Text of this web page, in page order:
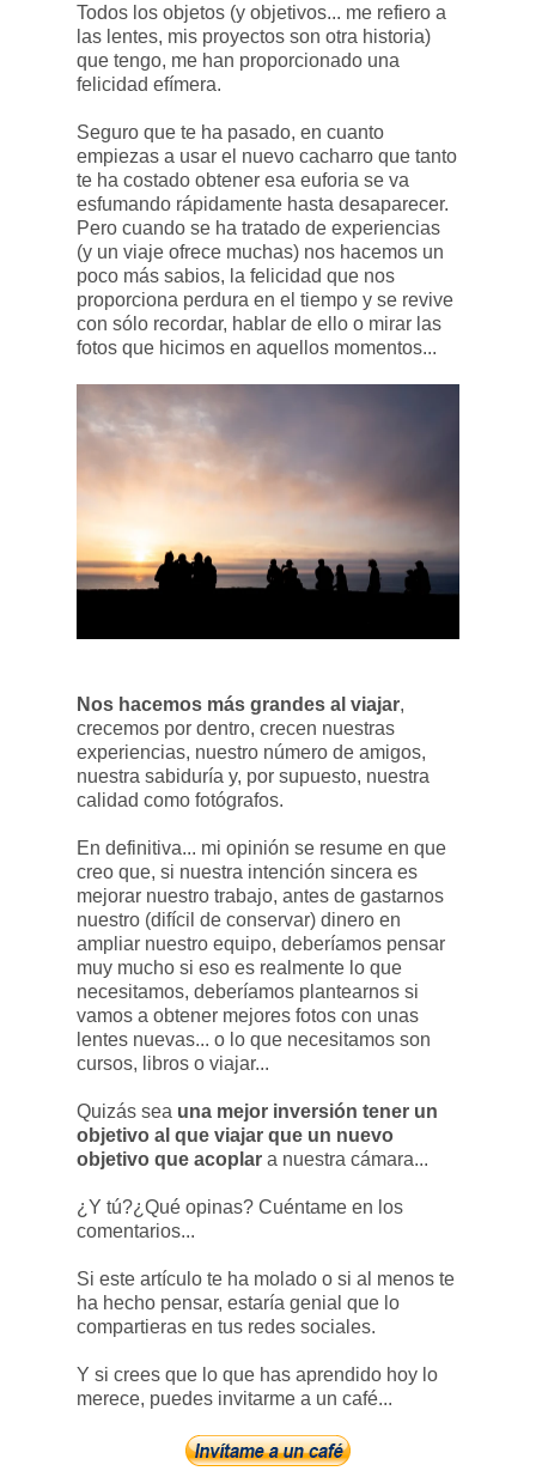
Todos los objetos (y objetivos... me refiero a
las lentes, mis proyectos son otra historia)
que tengo, me han proporcionado una
felicidad efímera.
Seguro que te ha pasado, en cuanto
empiezas a usar el nuevo cacharro que tanto
te ha costado obtener esa euforia se va
esfumando rápidamente hasta desaparecer.
Pero cuando se ha tratado de experiencias
(y un viaje ofrece muchas) nos hacemos un
poco más sabios, la felicidad que nos
proporciona perdura en el tiempo y se revive
con sólo recordar, hablar de ello o mirar las
fotos que hicimos en aquellos momentos...
Nos hacemos más grandes al viajar,
crecemos por dentro, crecen nuestras
experiencias, nuestro número de amigos,
nuestra sabiduría y, por supuesto, nuestra
calidad como fotógrafos.
En definitiva... mi opinión se resume en que
creo que, si nuestra intención sincera es
mejorar nuestro trabajo, antes de gastarnos
nuestro (difícil de conservar) dinero en
ampliar nuestro equipo, deberíamos pensar
muy mucho si eso es realmente lo que
necesitamos, deberíamos plantearnos si
vamos a obtener mejores fotos con unas
lentes nuevas... o lo que necesitamos son
cursos, libros o viajar...
Quizás sea una mejor inversión tener un
objetivo al que viajar que un nuevo
objetivo que acoplar a nuestra cámara...
¿Y tú?¿Qué opinas? Cuéntame en los
comentarios...
Si este artículo te ha molado o si al menos te
ha hecho pensar, estaría genial que lo
compartieras en tus redes sociales.
Y si crees que lo que has aprendido hoy lo
merece, puedes invitarme a un café...